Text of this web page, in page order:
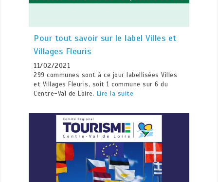
Pour tout savoir sur le label Villes et
Villages Fleuris
11/02/2021
299 communes sont à ce jour labellisées Villes
et Villages Fleuris, soit 1 commune sur 6 du
Centre-Val de Loire. Lire la suite